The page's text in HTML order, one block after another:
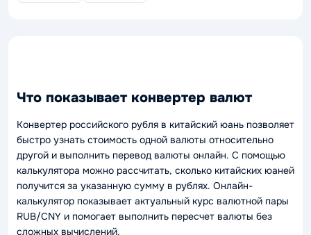
Что показывает конвертер валют
Конвертер российского рубля в китайский юань позволяет
быстро узнать стоимость одной валюты относительно
другой и выполнить перевод валюты онлайн. С помощью
калькулятора можно рассчитать, сколько китайских юаней
получится за указанную сумму в рублях. Онлайн-
калькулятор показывает актуальный курс валютной пары
RUB/CNY и помогает выполнить пересчет валюты без
сложных вычислений.